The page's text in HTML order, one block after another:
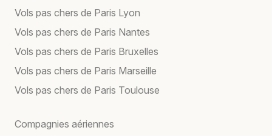
Vols pas chers de Paris Lyon
Vols pas chers de Paris Nantes
Vols pas chers de Paris Bruxelles
Vols pas chers de Paris Marseille
Vols pas chers de Paris Toulouse
Compagnies aériennes